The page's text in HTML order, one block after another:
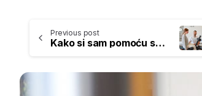
Previous post
Kako si sam pomoću smanjiti bol u leđima